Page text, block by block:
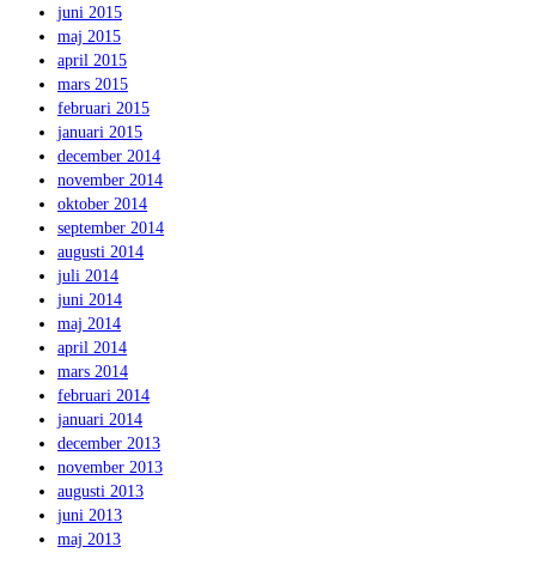
juni 2015
maj 2015
april 2015
mars 2015
februari 2015
januari 2015
december 2014
november 2014
oktober 2014
september 2014
augusti 2014
juli 2014
juni 2014
maj 2014
april 2014
mars 2014
februari 2014
januari 2014
december 2013
november 2013
augusti 2013
juni 2013
maj 2013